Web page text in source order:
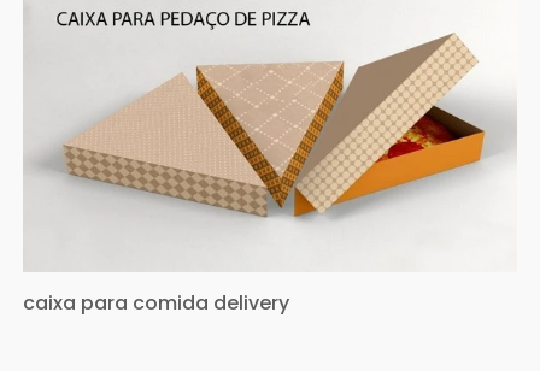
caixa para comida delivery